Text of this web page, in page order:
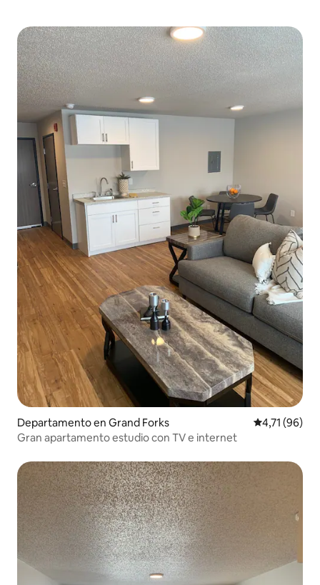
Departamento en Grand Forks Calificación
4,71 (96)
Gran apartamento estudio con TV e internet